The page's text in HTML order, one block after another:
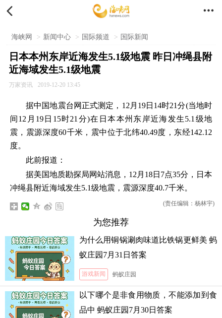
 
海峡网 > 新闻中心 > 国际频道 > 国际新闻
日本本州东岸近海发生5.1级地震 昨日冲绳县附
近海域发生5.1级地震
万家资讯 2019-12-20 13:45
据中国地震台网正式测定，12月19日14时21分(当地时
间12月19日15时21分)在日本本州东岸近海发生5.1级地
震，震源深度60千米，震中位于北纬40.49度，东经142.12
度。
此前报道：
据美国地质勘探局网站消息，12月18日7点35分，日本
冲绳县附近海域发生5.1级地震，震源深度40.7千米。
(责任编辑：杨林宇)
为您推荐
为什么用铜锅涮肉味道比铁锅更鲜美 蚂
蚁庄园7月31日答案
游戏新闻 蚂蚁庄园
以下哪个是非食用物质，不能添加到食
品中 蚂蚁庄园7月30日答案